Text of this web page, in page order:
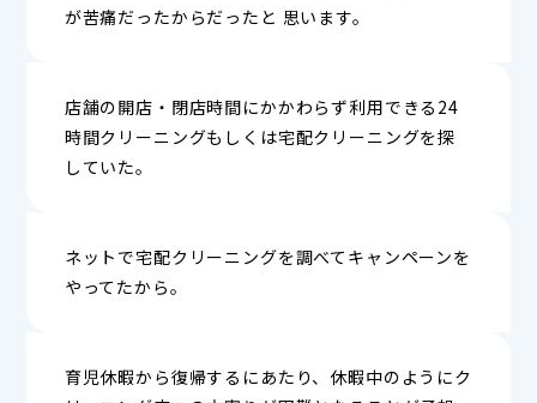
が苦痛だったからだったと 思います。
店舗の開店・閉店時間にかかわらず利用できる24
時間クリーニングもしくは宅配クリーニングを探
していた。
ネットで宅配クリーニングを調べてキャンペーンを
やってたから。
育児休暇から復帰するにあたり、休暇中のようにク